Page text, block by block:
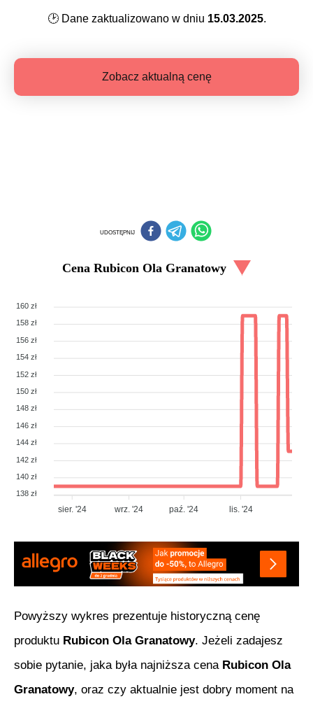
🕑Dane zaktualizowano w dniu 15.03.2025.
Zobacz aktualną cenę
UDOSTĘPNIJ
Cena Rubicon Ola Granatowy
160 zł
158 zł
156 zł
154 zł
152 zł
150 zł
148 zł
146 zł
144 zł
142 zł
140 zł
138 zł
sier. '24 wrz. '24 paź. '24 lis. '24
Powyższy wykres prezentuje historyczną cenę
produktu Rubicon Ola Granatowy. Jeżeli zadajesz
sobie pytanie, jaka była najniższa cena Rubicon Ola
Granatowy, oraz czy aktualnie jest dobry moment na